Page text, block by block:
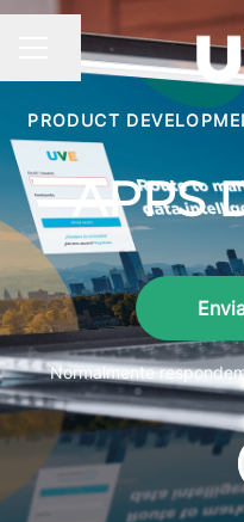
MENÚ DE EMPLEO
Compartir página
PRODUCT
APPS
Normalmente